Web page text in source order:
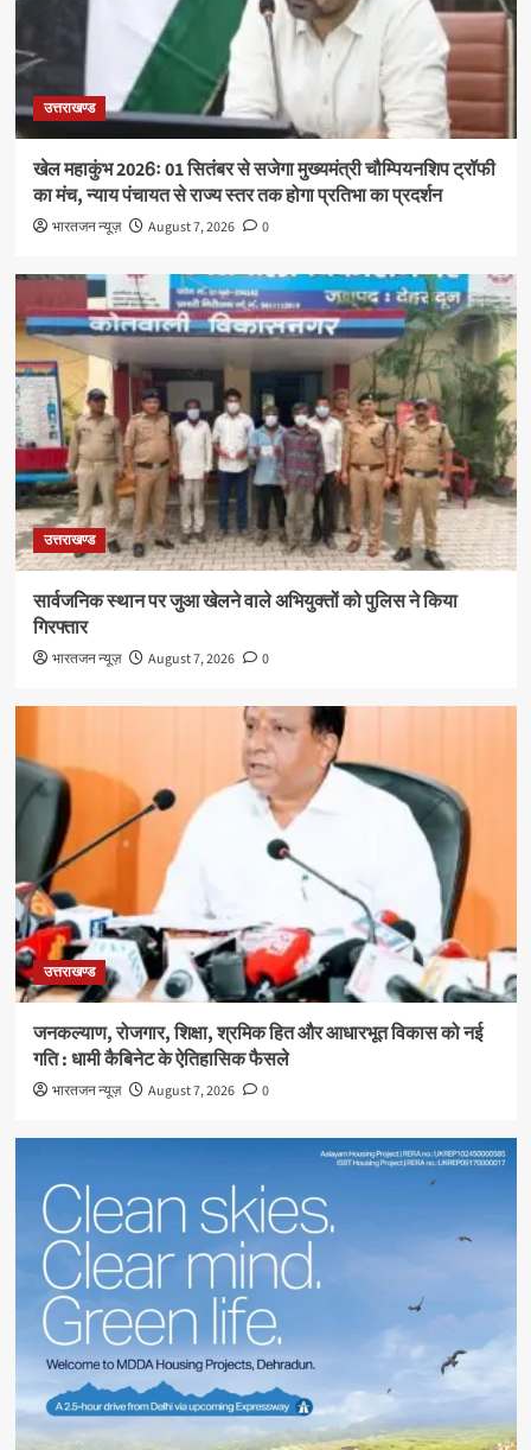
उत्तराखण्ड
खेल महाकुंभ 2026ः 01 सितंबर से सजेगा मुख्यमंत्री चौम्पियनशिप ट्रॉफी
का मंच, न्याय पंचायत से राज्य स्तर तक होगा प्रतिभा का प्रदर्शन
भारतजन न्यूज़ August 7, 2026 0
उत्तराखण्ड
सार्वजनिक स्थान पर जुआ खेलने वाले अभियुक्तों को पुलिस ने किया
गिरफ्तार
भारतजन न्यूज़ August 7, 2026 0
उत्तराखण्ड
जनकल्याण, रोजगार, शिक्षा, श्रमिक हित और आधारभूत विकास को नई
गति : धामी कैबिनेट के ऐतिहासिक फैसले
भारतजन न्यूज़ August 7, 2026 0